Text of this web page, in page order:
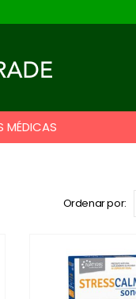
MÉDICAS
Ordenar por: